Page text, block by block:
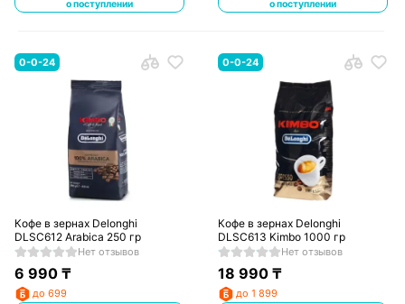
о поступлении
о поступлении
0-0-24
Кофе в зернах Delonghi
DLSC612 Arabica 250 гр
Нет отзывов
6 990₸
до 699
0-0-24
Кофе в зернах Delonghi
DLSC613 Kimbo 1000 гр
Нет отзывов
18 990 ₸
до 1 899